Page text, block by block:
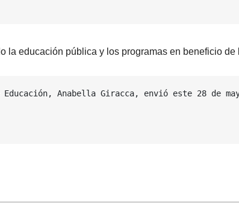
la educación pública y los programas en beneficio de
Anabella Giracca, envió este 28 de